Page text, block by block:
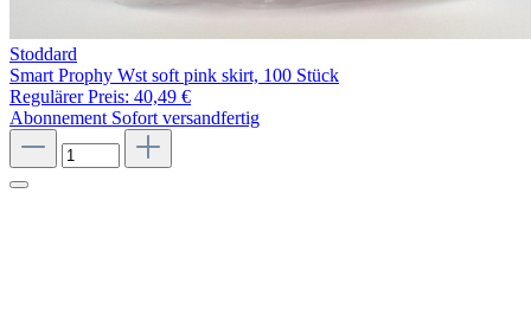
Stoddard
Smart Prophy Wst soft pink skirt, 100 Stück
Regulärer Preis: 40,49 €
Abonnement Sofort versandfertig